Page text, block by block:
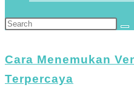
to
Search
website
Cara Menemukan
Terpercaya